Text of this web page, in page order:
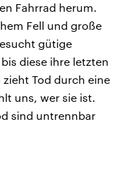
Fahrrad herum.
Fell und große
gütige
diese ihre letzten
Tod durch eine
uns, wer sie ist.
sind untrennbar